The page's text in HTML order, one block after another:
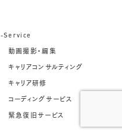
-Service
動画撮影・編集
キャリアコンサルティング
キャリア研修
コーディングサービス
緊急復旧サービス